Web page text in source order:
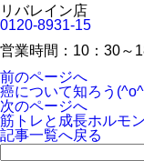
リバレイン店
0120-8931-15
営業時間：10：30～
前のページへ
癌について知ろう
次のページへ
筋トレと成長ホルモ
記事一覧へ戻る